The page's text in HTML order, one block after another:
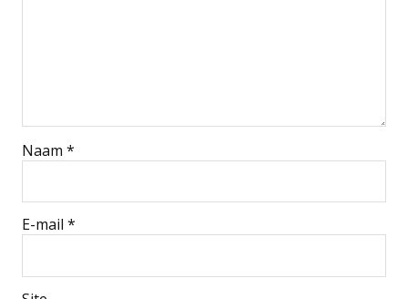
Naam *
E-mail *